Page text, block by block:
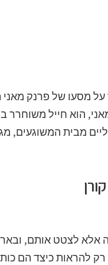
מסעו של פרנק מאני
מבית המשוגעים,
אלא לצטט אותם,
כיצד הם